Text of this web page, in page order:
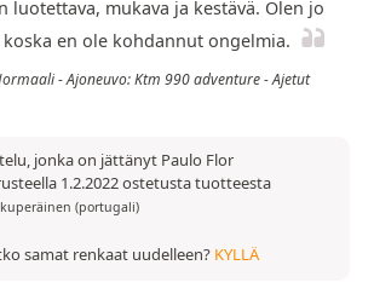
luotettava, mukava ja kestävä. Olen jo
koska en ole kohdannut ongelmia.
- Ajoneuvo: Ktm 990 adventure - Ajetut
jonka on jättänyt Paulo Flor
1.2.2022 ostetusta tuotteesta
(portugali)
samat renkaat uudelleen? KYLLÄ